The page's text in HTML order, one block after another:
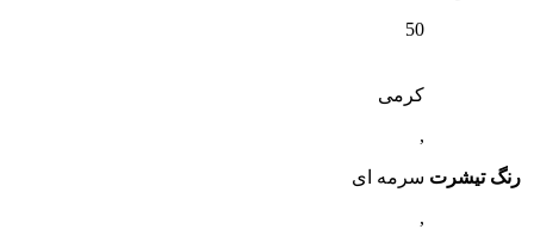
50
رنگ تیشرت
کرمی
,
سرمه ای
,